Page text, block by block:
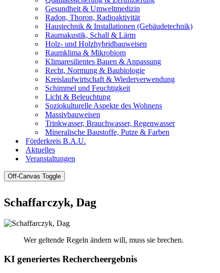
Gesundheit & Umweltmedizin
Radon, Thoron, Radioaktivität
Haustechnik & Installationen (Gebäudetechnik)
Raumakustik, Schall & Lärm
Holz- und Holzhybridbauweisen
Raumklima & Mikrobiom
Klimaresilientes Bauen & Anpassung
Recht, Normung & Baubiologie
Kreislaufwirtschaft & Wiederverwendung
Schimmel und Feuchtigkeit
Licht & Beleuchtung
Soziokulturelle Aspekte des Wohnens
Massivbauweisen
Trinkwasser, Brauchwasser, Regenwasser
Mineralische Baustoffe, Putze & Farben
Förderkreis B.A.U.
Aktuelles
Veranstaltungen
Off-Canvas Toggle
Schaffarczyk, Dag
Wer geltende Regeln ändern will, muss sie brechen.
KI generiertes Rechercheergebnis